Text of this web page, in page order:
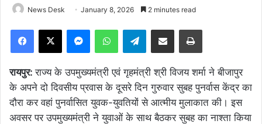
News Desk January 8, 2026 2 minutes read
Facebook
X MessengerWhatsAppTelegramShare via Email Print
रायपुर:राज्य के उपमुख्यमंत्री एवं गृहमंत्री श्री विजय शर्मा ने बीजापुर
के अपने दो दिवसीय प्रवास के दूसरे दिन गुरुवार सुबह पुनर्वास केंद्र का
दौरा कर वहां पुनर्वासित युवक-युवतियों से आत्मीय मुलाकात की। इस
अवसर पर उपमुख्यमंत्री ने युवाओं के साथ बैठकर सुबह का नाश्ता किया